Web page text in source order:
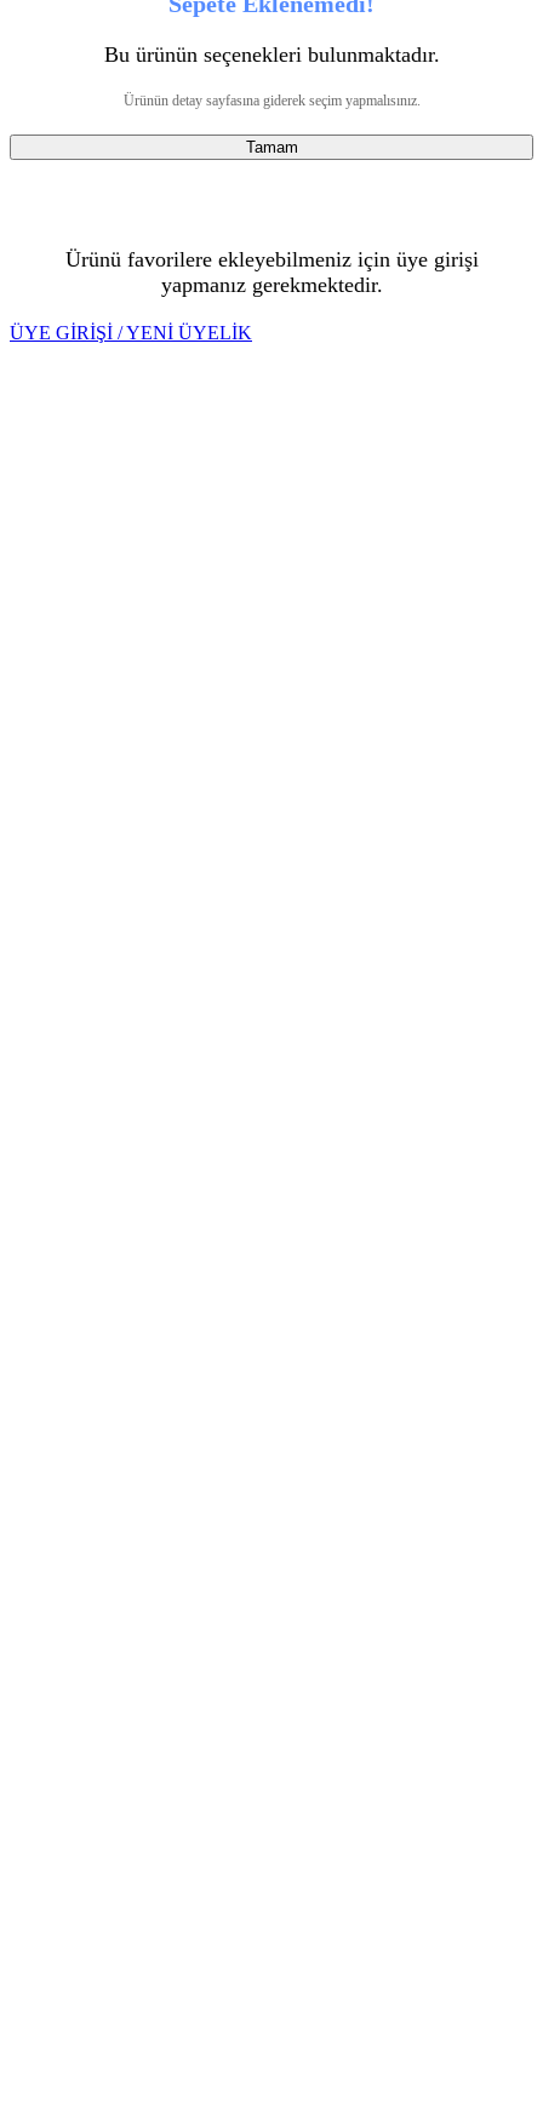
Bu ürünün seçenekleri bulunmaktadır.
Ürünün detay sayfasına giderek seçim yapmalısınız.
Tamam
Ürünü favorilere ekleyebilmeniz için üye girişi
yapmanız gerekmektedir.
ÜYE GİRİŞİ / YENİ ÜYELİK